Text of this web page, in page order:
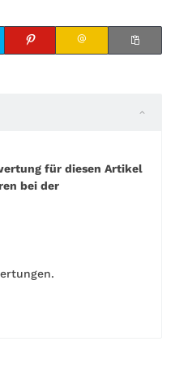
für diesen Artikel
bei der